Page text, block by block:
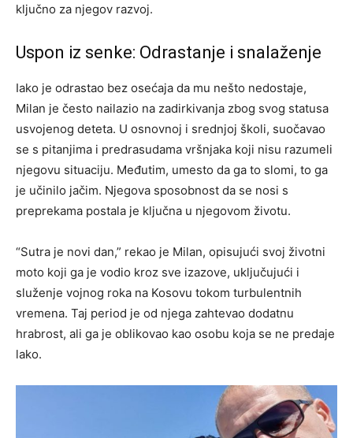
ključno za njegov razvoj.
Uspon iz senke: Odrastanje i snalaženje
Iako je odrastao bez osećaja da mu nešto nedostaje,
Milan je često nailazio na zadirkivanja zbog svog statusa
usvojenog deteta. U osnovnoj i srednjoj školi, suočavao
se s pitanjima i predrasudama vršnjaka koji nisu razumeli
njegovu situaciju. Međutim, umesto da ga to slomi, to ga
je učinilo jačim. Njegova sposobnost da se nosi s
preprekama postala je ključna u njegovom životu.
“Sutra je novi dan,” rekao je Milan, opisujući svoj životni
moto koji ga je vodio kroz sve izazove, uključujući i
služenje vojnog roka na Kosovu tokom turbulentnih
vremena. Taj period je od njega zahtevao dodatnu
hrabrost, ali ga je oblikovao kao osobu koja se ne predaje
lako.